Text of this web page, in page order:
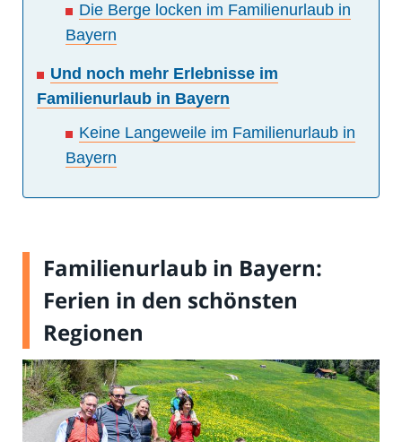
Die Berge locken im Familienurlaub in
Bayern
Und noch mehr Erlebnisse im
Familienurlaub in Bayern
Keine Langeweile im Familienurlaub in
Bayern
Familienurlaub in Bayern:
Ferien in den schönsten
Regionen